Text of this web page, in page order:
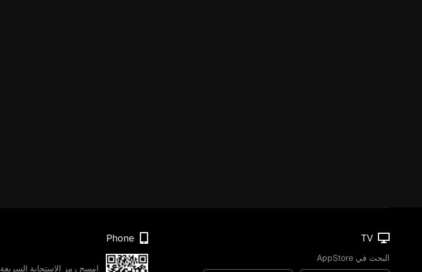
TV
البحث في AppStore
Phone
امسح رمز الاستجابة السريعة